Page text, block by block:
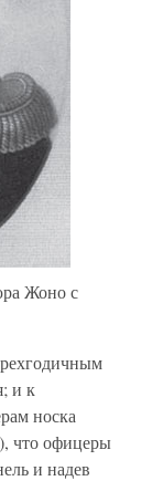
Жоно с
и к
носка
что офицеры
и надев